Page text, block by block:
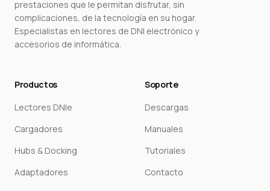
prestaciones que le permitan disfrutar, sin
complicaciones, de la tecnología en su hogar.
Especialistas en lectores de DNI electrónico y
accesorios de informática.
Productos
Lectores DNIe
Cargadores
Hubs & Docking
Adaptadores
Soporte
Descargas
Manuales
Tutoriales
Contacto